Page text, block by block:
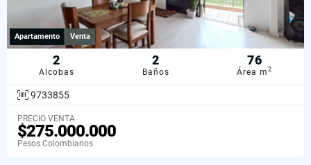
Apartamento Venta
2
Alcobas
2
Baños
76
Área m2
9733855
PRECIO VENTA
$275.000.000
Pesos Colombianos